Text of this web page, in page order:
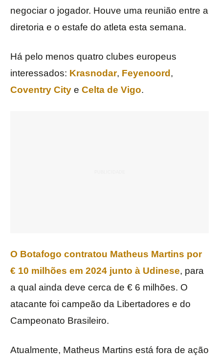
negociar o jogador. Houve uma reunião entre a
diretoria e o estafe do atleta esta semana.
Há pelo menos quatro clubes europeus
interessados: Krasnodar, Feyenoord ,
Coventry City e Celta de Vigo.
O Botafogo contratou Matheus Martins por
€ 10 milhões em 2024 junto à Udinese, para
a qual ainda deve cerca de € 6 milhões. O
atacante foi campeão da Libertadores e do
Campeonato Brasileiro.
Atualmente, Matheus Martins está fora de ação